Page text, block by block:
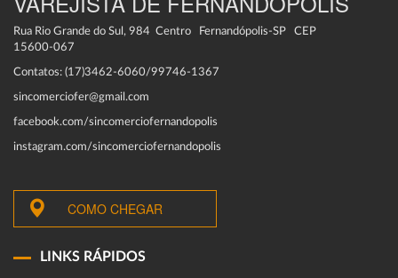
Rua Rio Grande do Sul, 984 Centro Fernandópolis-SP CEP
15600-067
Contatos: (17)3462-6060/99746-1367
sincomerciofer@gmail.com
facebook.com/sincomerciofernandopolis
instagram.com/sincomerciofernandopolis
COMO CHEGAR
LINKS RÁPIDOS